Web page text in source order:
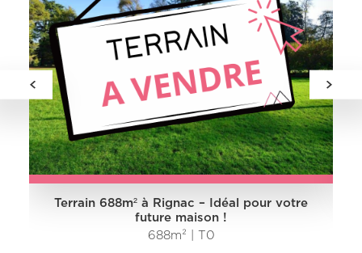
Terrain 688m² à Rignac – Idéal pour votre
future maison !
688m² | T0